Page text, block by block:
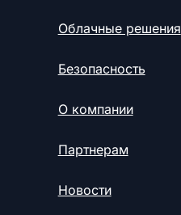
Облачные решения
Безопасность
О компании
Партнерам
Новости